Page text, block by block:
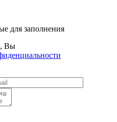
для заполнения
Вы